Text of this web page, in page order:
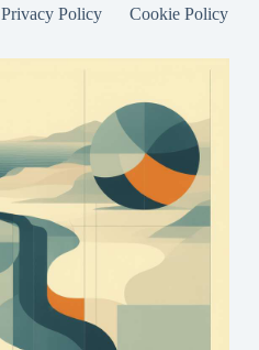
Privacy Policy Cookie Policy